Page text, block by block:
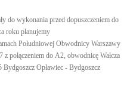
do wykonania przed dopuszczeniem do
roku planujemy
Południowej Obwodnicy Warszawy
z połączeniem do A2, obwodnicę Wałcza
Opławiec - Bydgoszcz